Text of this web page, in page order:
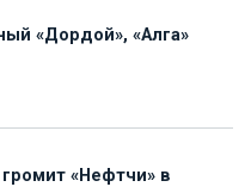
«Дордой», «Алга»
«Нефтчи» в